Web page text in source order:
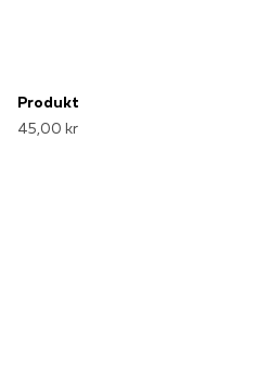
Produkt
45,00 kr